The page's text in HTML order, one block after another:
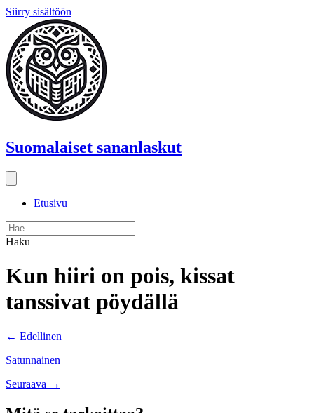
Siirry sisältöön
Suomalaiset sananlaskut
Etusivu
Haku
Kun hiiri on pois, kissat
tanssivat pöydällä
Posts
navigation
← Edellinen
Satunnainen
Posts
navigation
Seuraava →